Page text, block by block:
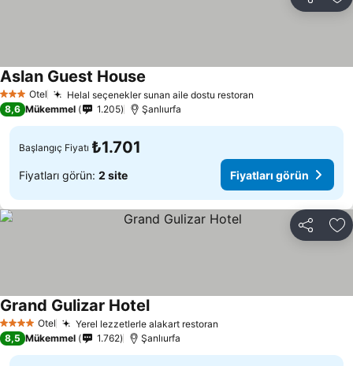
Paylaş
3 YıldızOtel Helal seçenekler sunan aile dostu restoran
Aslan Guest House
8,6 Mükemmel 1.205 Şanlıurfa
Başlangıç Fiyatı ₺1.701
Fiyatları görün: 2 site Fiyatları görün
Paylaş
4 Yıldız Otel Yerel lezzetlerle alakart restoran
Grand Gulizar HotelFiyatları görün
8,5 Mükemmel 1.762 Şanlıurfa